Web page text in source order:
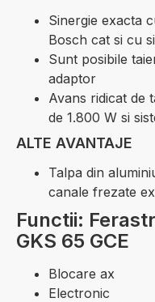
Sinergie exacta
Bosch cat si cu
Sunt posibile
adaptor
Avans ridicat de
de 1.800 W si
ALTE AVANTAJE
Talpa din
canale frezate
Functii:
GKS 65 GCE
Blocare ax
Electronic